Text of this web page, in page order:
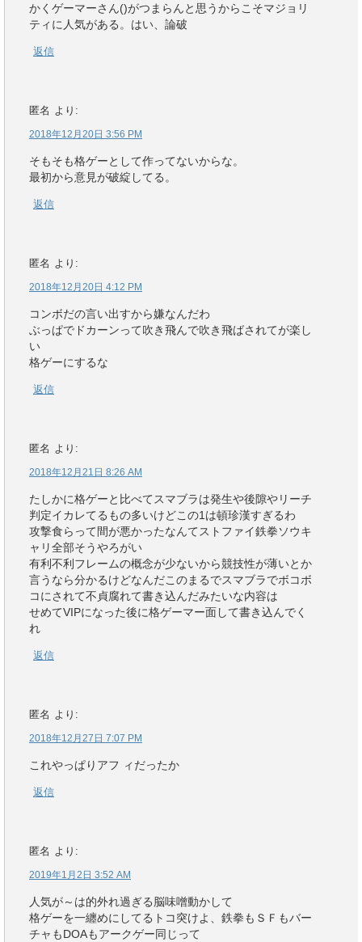
かくゲーマーさん()がつまらんと思うからこそマジョリ
ティに人気がある。はい、論破
返信
匿名 より:
2018年12月20日 3:56 PM
そもそも格ゲーとして作ってないからな。
最初から意見が破綻してる。
返信
匿名 より:
2018年12月20日 4:12 PM
コンボだの言い出すから嫌なんだわ
ぶっぱでドカーンって吹き飛んで吹き飛ばされてが楽し
い
格ゲーにするな
返信
匿名 より:
2018年12月21日 8:26 AM
たしかに格ゲーと比べてスマブラは発生や後隙やリーチ
判定イカレてるもの多いけどこの1は頓珍漢すぎるわ
攻撃食らって間が悪かったなんてストファイ鉄拳ソウキ
ャリ全部そうやろがい
有利不利フレームの概念が少ないから競技性が薄いとか
言うなら分かるけどなんだこのまるでスマブラでボコボ
コにされて不貞腐れて書き込んだみたいな内容は
せめてVIPになった後に格ゲーマー面して書き込んでく
れ
返信
匿名 より:
2018年12月27日 7:07 PM
これやっぱりアフ ィだったか
返信
匿名 より:
2019年1月2日 3:52 AM
人気が～は的外れ過ぎる脳味噌動かして
格ゲーを一纏めにしてるトコ突けよ、鉄拳もＳＦもバー
チャもDOAもアークゲー同じって